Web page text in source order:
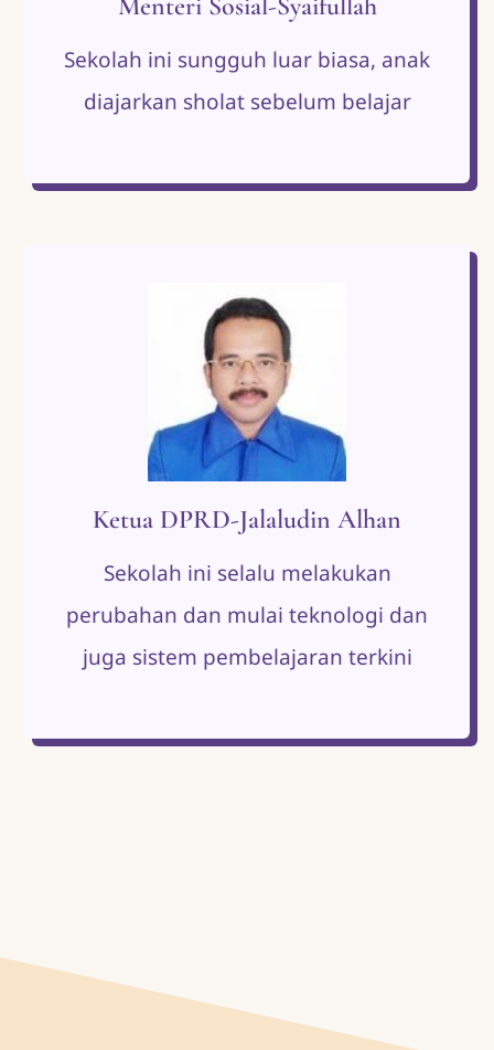
Sekolah ini sungguh luar biasa, anak
diajarkan sholat sebelum belajar
Ketua DPRD-Jalaludin Alhan
Sekolah ini selalu melakukan
perubahan dan mulai teknologi dan
juga sistem pembelajaran terkini